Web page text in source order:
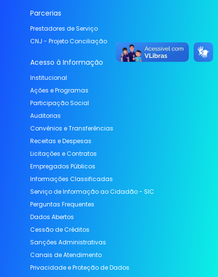
Parcerias
Prestadores de Serviço
CNJ - Projeto Conciliação
Acesso à Informação
Institucional
Ações e Programas
Participação Social
Auditorias
Convênios e Transferências
Receitas e Despesas
Licitações e Contratos
Empregados Públicos
Informações Classificadas
Serviço de Informação ao Cidadão - SIC
Perguntas Frequentes
Dados Abertos
Cessão de Créditos
Sanções Administrativas
Canais de Atendimento
Privacidade e Proteção de Dados